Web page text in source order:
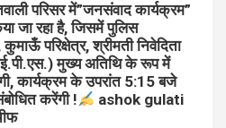
परिसर में”जनसंवाद कार्यक्रम”
जा रहा है, जिसमें पुलिस
कुमाऊँ परिक्षेत्र, श्रीमती निवेदिता
मुख्य अतिथि के रूप में
कार्यक्रम के उपरांत 5:15 बजे
करेंगी !
ashok gulati